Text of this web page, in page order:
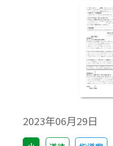
2023年06月29日